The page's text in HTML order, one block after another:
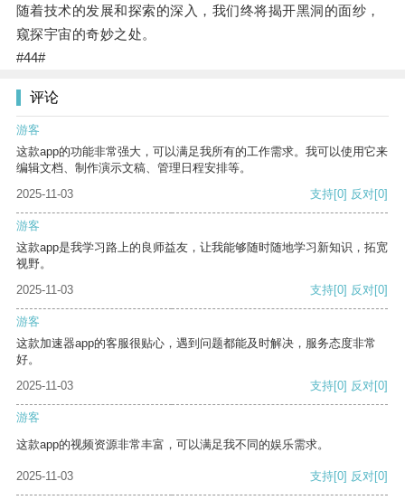
随着技术的发展和探索的深入，我们终将揭开黑洞的面纱，
窥探宇宙的奇妙之处。
#44#
评论
游客
这款app的功能非常强大，可以满足我所有的工作需求。我可以使用它来
编辑文档、制作演示文稿、管理日程安排等。
2025-11-03
支持[0] 反对[0]
游客
这款app是我学习路上的良师益友，让我能够随时随地学习新知识，拓宽
视野。
2025-11-03
支持[0] 反对[0]
游客
这款加速器app的客服很贴心，遇到问题都能及时解决，服务态度非常
好。
2025-11-03
支持[0] 反对[0]
游客
这款app的视频资源非常丰富，可以满足我不同的娱乐需求。
2025-11-03 支持[0] 反对[0]